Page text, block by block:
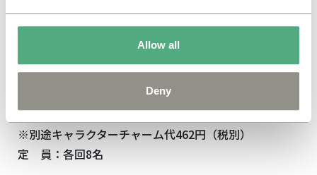
Allow all
Deny
イベント名：ピルタナウハ織のワークショップ
開催日：2017年8月5日（土）
時 間：13：00/16：30（各回2時間）
参加費：5,000円（税別）
※別途キャラクターチャーム代462円（税別）
定 員：各回8名